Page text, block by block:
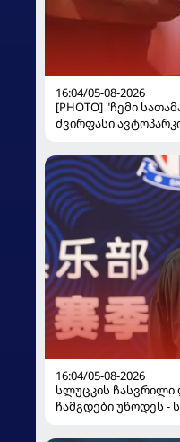
16:04/05-08-2026
[PHOTO] "ჩემი
ძვირფასი
16:04/05-08-2026
სლუცკის ჩასვრილი
ჩამგდები უწოდეს -